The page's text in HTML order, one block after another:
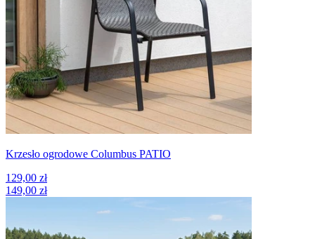
Krzesło ogrodowe Columbus PATIO
129,00 zł
149,00 zł